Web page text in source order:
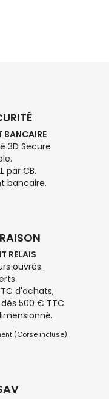
BANCAIRE
3D Secure
par CB.
bancaire.
RELAIS
ouvrés.
d'achats,
500 € TTC.
(Corse incluse)